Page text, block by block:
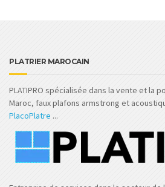
PLATRIER MAROCAIN
PLATIPRO spécialisée dans la vente et la
Maroc, faux plafons armstrong et
PlacoPlatre ...